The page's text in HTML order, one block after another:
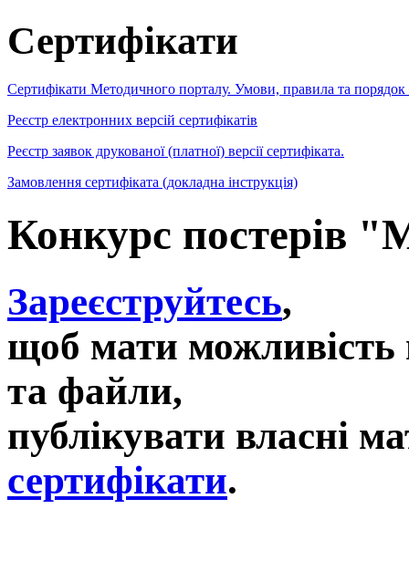
Сертифікати
Сертифікати Методичного порталу. Умови, правила та порядок
Реєстр електронних версій сертифікатів
Реєстр заявок друкованої (платної) версії сертифіката.
Замовлення сертифіката (докладна інструкція)
Конкурс постерів
Зареєструйтесь,
щоб мати можливість
та файли,
публікувати власні
сертифікати.